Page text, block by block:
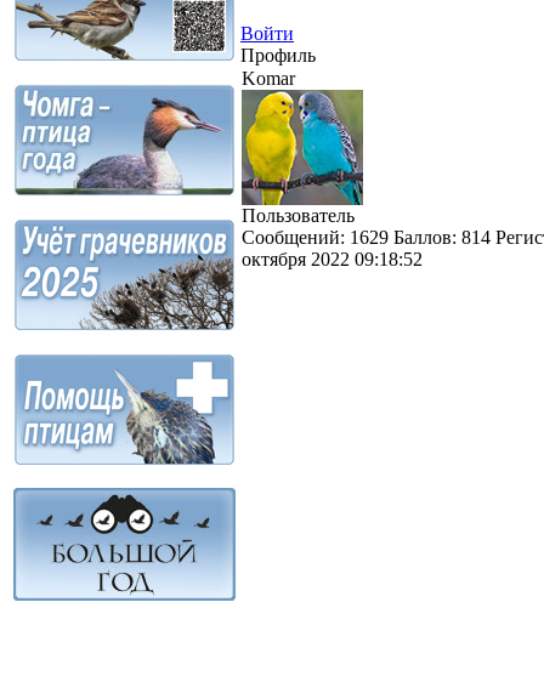
Войти
Профиль
Komar
Пользователь
Сообщений: 1629 Баллов: 814
октября 2022 09:18:52